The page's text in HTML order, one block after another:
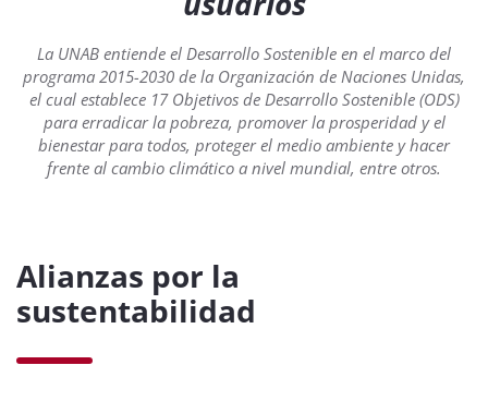
La UNAB entiende el Desarrollo Sostenible en el marco del
programa 2015-2030 de la Organización de Naciones Unidas,
el cual establece 17 Objetivos de Desarrollo Sostenible (ODS)
para erradicar la pobreza, promover la prosperidad y el
bienestar para todos, proteger el medio ambiente y hacer
frente al cambio climático a nivel mundial, entre otros.
Alianzas por la
sustentabilidad